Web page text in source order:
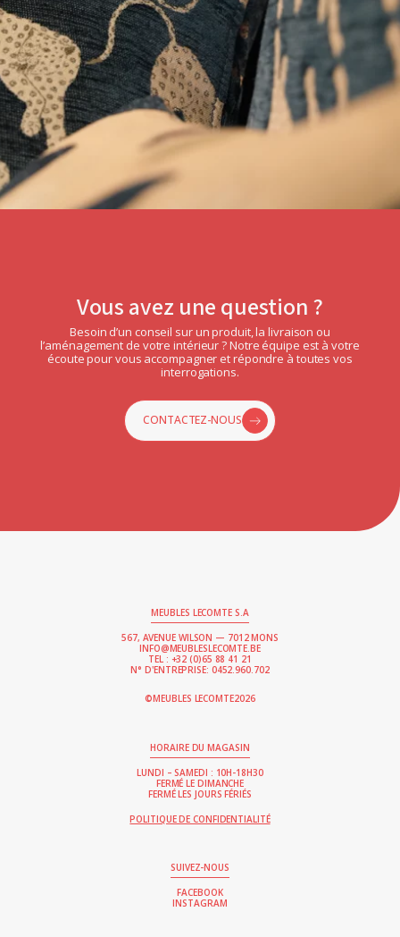
Vous avez une question ?
Besoin d’un conseil sur un produit, la livraison ou
l’aménagement de votre intérieur ? Notre équipe est à votre
écoute pour vous accompagner et répondre à toutes vos
interrogations.
CONTACTEZ-NOUS
MEUBLES LECOMTE S.A
567, AVENUE WILSON — 7012 MONS
INFO@MEUBLESLECOMTE.BE
TEL : +32 (0)65 88 41 21
N° D'ENTREPRISE: 0452.960.702
©MEUBLES LECOMTE2026
HORAIRE DU MAGASIN
LUNDI – SAMEDI : 10H-18H30
FERMÉ LE DIMANCHE
FERMÉ LES JOURS FÉRIÉS
POLITIQUE DE CONFIDENTIALITÉ
SUIVEZ-NOUS
FACEBOOK
INSTAGRAM